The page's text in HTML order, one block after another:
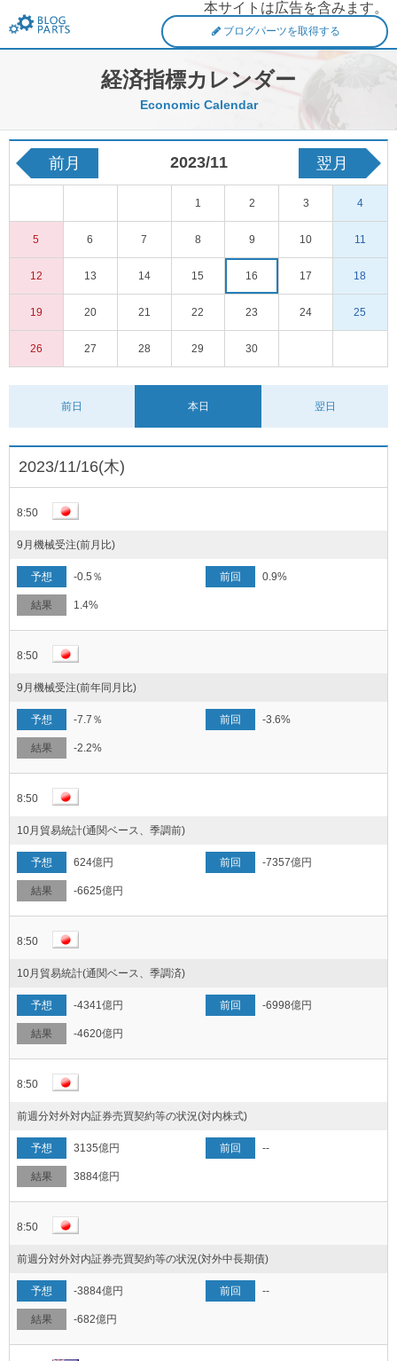
本サイトは広告を含みます。
ブログパーツを取得する
経済指標カレンダー
Economic Calendar
前月 2023/11 翌月
1 2 3 4
5 6 7 8 9 10 11
12 13 14 15 16 17 18
19 20 21 22 23 24 25
26 27 28 29 30
前日 本日 翌日
2023/11/16(木)
8:50
9月機械受注(前月比)
-0.5％ 0.9%
1.4%
8:50
9月機械受注(前年同月比)
-7.7％ -3.6%
-2.2%
8:50
10月貿易統計(通関ベース、季調前)
624億円 -7357億円
-6625億円
8:50
10月貿易統計(通関ベース、季調済)
-4341億円 -6998億円
-4620億円
8:50
前週分対外対内証券売買契約等の状況(対内株式)
3135億円 --
3884億円
8:50
前週分対外対内証券売買契約等の状況(対外中長期債)
-3884億円 --
-682億円